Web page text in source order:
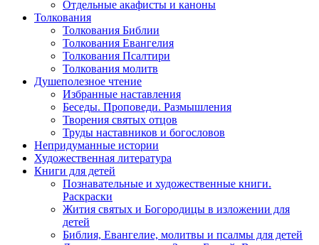
Отдельные акафисты и каноны
Толкования
Толкования Библии
Толкования Евангелия
Толкования Псалтири
Толкования молитв
Душеполезное чтение
Избранные наставления
Беседы. Проповеди. Размышления
Творения святых отцов
Труды наставников и богословов
Непридуманные истории
Художественная литература
Книги для детей
Познавательные и художественные книги.
Раскраски
Жития святых и Богородицы в изложении для
детей
Библия, Евангелие, молитвы и псалмы для детей